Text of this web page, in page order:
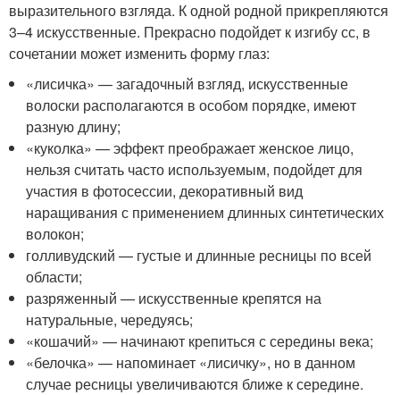
выразительного взгляда. К одной родной прикрепляются
3–4 искусственные. Прекрасно подойдет к изгибу сс, в
сочетании может изменить форму глаз:
«лисичка» — загадочный взгляд, искусственные
волоски располагаются в особом порядке, имеют
разную длину;
«куколка» — эффект преображает женское лицо,
нельзя считать часто используемым, подойдет для
участия в фотосессии, декоративный вид
наращивания с применением длинных синтетических
волокон;
голливудский — густые и длинные ресницы по всей
области;
разряженный — искусственные крепятся на
натуральные, чередуясь;
«кошачий» — начинают крепиться с середины века;
«белочка» — напоминает «лисичку», но в данном
случае ресницы увеличиваются ближе к середине.